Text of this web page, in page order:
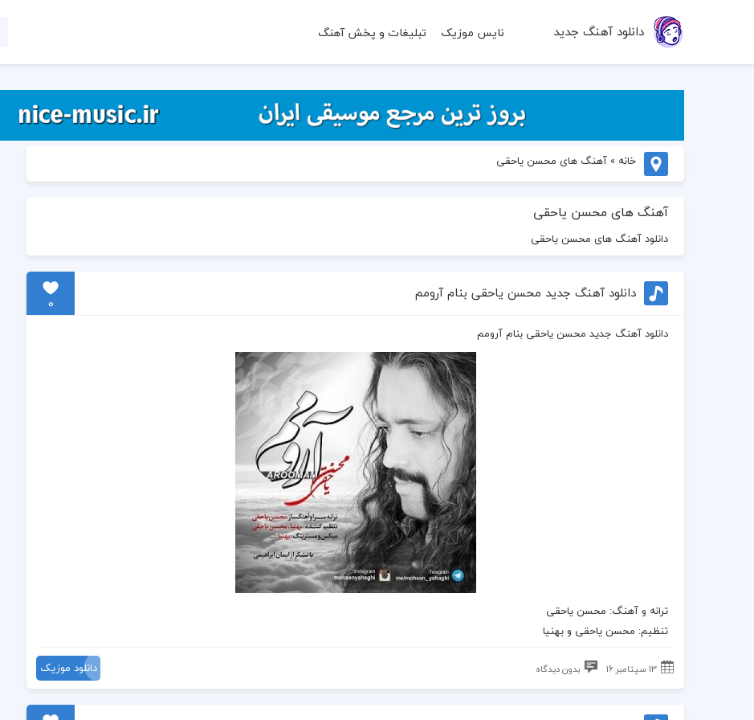
دانلود آهنگ جدید نایس موزیک تبلیغات و پخش آهنگ
خانه »آهنگ های محسن یاحقی
آهنگ های محسن یاحقی
دانلود آهنگ های محسن یاحقی
دانلود آهنگ جدید محسن یاحقی بنام آرومم
0
دانلود آهنگ جدید محسن یاحقی بنام آرومم
ترانه وآهنگ: محسن یاحقی
تنظیم: محسن یاحقی و بهنیا
13 سپتامبر 16 بدون دیدگاه دانلود موزیک